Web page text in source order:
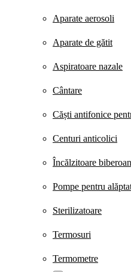
Aparate aerosoli
Aparate de gătit
Aspiratoare nazale
Cântare
Căști antifonice
Centuri anticolici
Încălzitoare
Pompe pentru
Sterilizatoare
Termosuri
Termometre